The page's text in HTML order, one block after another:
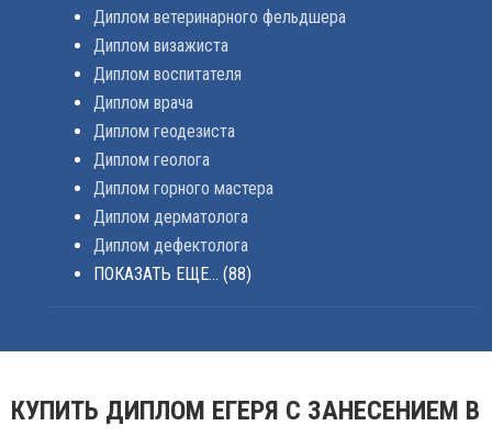
Диплом ветеринарного фельдшера
Диплом визажиста
Диплом воспитателя
Диплом врача
Диплом геодезиста
Диплом геолога
Диплом горного мастера
Диплом дерматолога
Диплом дефектолога
ПОКАЗАТЬ ЕЩЕ... (88)
КУПИТЬ ДИПЛОМ ЕГЕРЯ С ЗАНЕСЕНИЕМ В